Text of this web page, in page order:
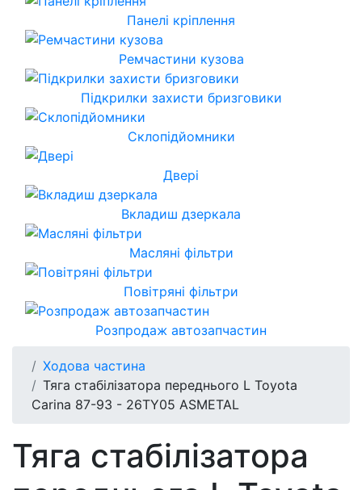
Панелі кріплення
Ремчастини кузова
Підкрилки захисти бризговики
Склопідйомники
Двері
Вкладиш дзеркала
Масляні фільтри
Повітряні фільтри
Розпродаж автозапчастин
Ходова частина
Тяга стабілізатора переднього L Toyota
Carina 87-93 - 26TY05 ASMETAL
Тяга стабілізатора